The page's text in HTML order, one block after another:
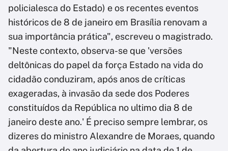
policialesca do Estado) e os recentes eventos
históricos de 8 de janeiro em Brasília renovam a
sua importância prática", escreveu o magistrado.
"Neste contexto, observa-se que 'versões
deltônicas do papel da força Estado na vida do
cidadão conduziram, após anos de críticas
exageradas, à invasão da sede dos Poderes
constituídos da República no ultimo dia 8 de
janeiro deste ano.' É preciso sempre lembrar, os
dizeres do ministro Alexandre de Moraes, quando